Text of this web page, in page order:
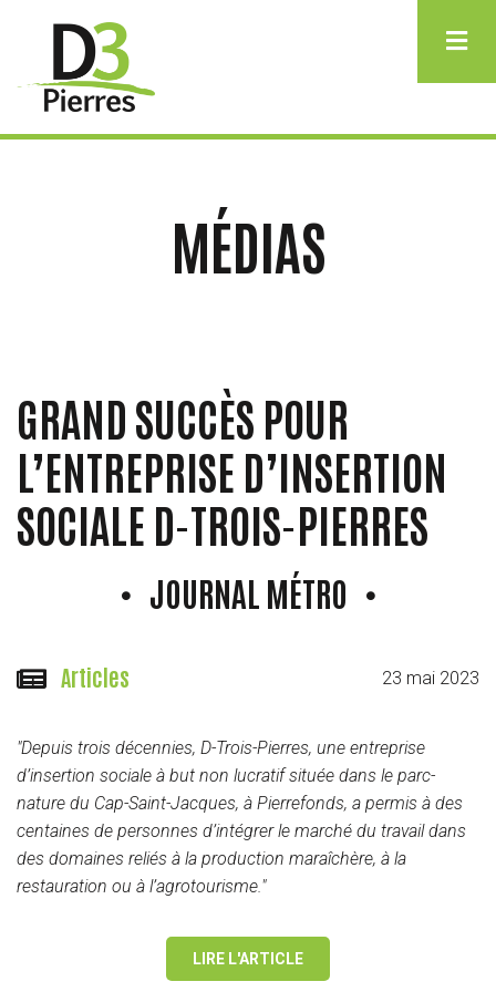
principal
MÉDIAS
GRAND SUCCÈS POUR
L’ENTREPRISE D’INSERTION
SOCIALE D-TROIS-PIERRES
JOURNAL MÉTRO
Articles 23 mai 2023
"Depuis trois décennies, D-Trois-Pierres, une entreprise
d’insertion sociale à but non lucratif située dans le parc-
nature du Cap-Saint-Jacques, à Pierrefonds, a permis à des
centaines de personnes d’intégrer le marché du travail dans
des domaines reliés à la production maraîchère, à la
restauration ou à l’agrotourisme."
LIRE L'ARTICLE